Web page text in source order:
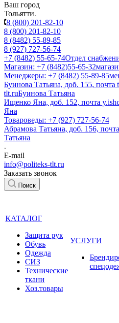
Ваш город
Тольятти
8 (800) 201-82-10
8 (800) 201-82-10
8 (8482) 55-89-85
8 (927) 727-56-74
+7 (8482) 55-65-74Отдел
Магазин: +7 (8482)55-65-32
Менеджеры: +7 (8482) 55-89-85
Буинова Татьяна, доб. 155, почта
tlt.ruБуинова Татьяна
Ищенко Яна, доб. 152, почта
Яна
Товароведы: +7 (927) 727-56-74
Абрамова Татьяна, доб. 156,
Татьяна
E-mail
info@politeks-tlt.ru
Заказать звонок
Поиск
КАТАЛОГ
Защита рук
Обувь
Одежда
СИЗ
Технические
ткани
Хоз.товары
УСЛУГИ